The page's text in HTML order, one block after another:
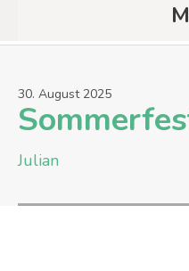
30. August 2025
Julian